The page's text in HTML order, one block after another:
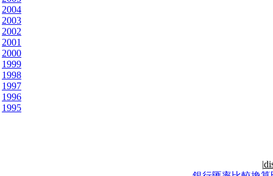
2004
2003
2002
2001
2000
1999
1998
1997
1996
1995
|